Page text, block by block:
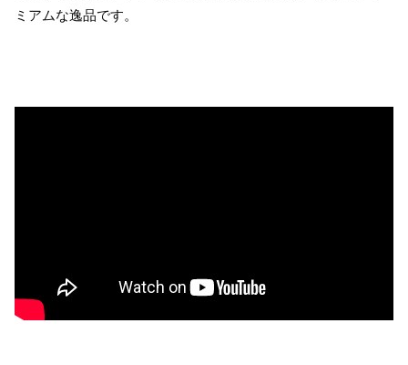
ミアムな逸品です。